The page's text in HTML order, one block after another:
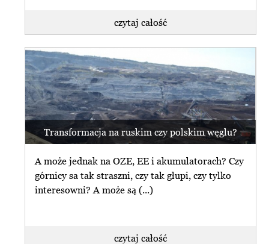
czytaj całość
Transformacja na ruskim czy polskim węglu?
A może jednak na OZE, EE i akumulatorach? Czy
górnicy sa tak straszni, czy tak głupi, czy tylko
interesowni? A może są (...)
czytaj całość